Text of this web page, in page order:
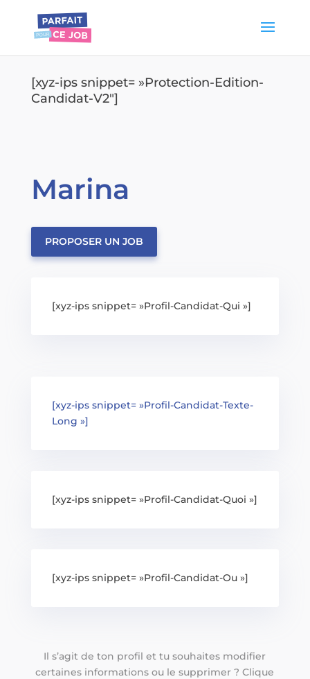
[xyz-ips snippet= »Protection-Edition-
Candidat-V2″]
Marina
PROPOSER UN JOB
[xyz-ips snippet= »Profil-Candidat-Qui »]
[xyz-ips snippet= »Profil-Candidat-Texte-
Long »]
[xyz-ips snippet= »Profil-Candidat-Quoi »]
[xyz-ips snippet= »Profil-Candidat-Ou »]
Il s’agit de ton profil et tu souhaites modifier
certaines informations ou le supprimer ? Clique